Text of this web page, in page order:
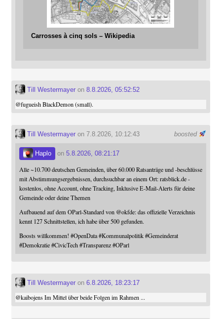
Carrosses à cinq sols – Wikipedia
Till Westermayeron 8.8.2026, 05:52:52
@fugueishBlackDemon (small).
boosted
Till Westermayeron 7.8.2026, 10:12:43
Haplo on 5.8.2026, 08:21:17
Alle ~10.700 deutschen Gemeinden, über 60.000 Ratsanträge und -beschlüsse
mit Abstimmungsergebnissen, durchsuchbar an einem Ort: ratsblick.de -
kostenlos, ohne Account, ohne Tracking, Inklusive E-Mail-Alerts für deine
Gemeinde oder deine Themen
Aufbauend auf dem OParl-Standard von @okfde: das offizielle Verzeichnis
kennt 127 Schnittstellen, ich habe über 500 gefunden.
Boosts willkommen! #OpenData #Kommunalpolitik #Gemeinderat
#Demokratie #CivicTech #Transparenz #OParl
Till Westermayeron 6.8.2026, 18:23:17
@kaibojensIm Mittel über beide Folgen im Rahmen ...